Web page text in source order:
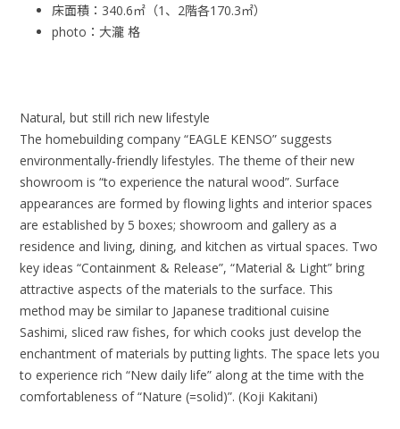
床面積：340.6㎡（1、2階各170.3㎡）
photo：大瀧 格
Natural, but still rich new lifestyle
The homebuilding company “EAGLE KENSO” suggests
environmentally-friendly lifestyles. The theme of their new
showroom is “to experience the natural wood”. Surface
appearances are formed by flowing lights and interior spaces
are established by 5 boxes; showroom and gallery as a
residence and living, dining, and kitchen as virtual spaces. Two
key ideas “Containment & Release”, “Material & Light” bring
attractive aspects of the materials to the surface. This
method may be similar to Japanese traditional cuisine
Sashimi, sliced raw fishes, for which cooks just develop the
enchantment of materials by putting lights. The space lets you
to experience rich “New daily life” along at the time with the
comfortableness of “Nature (=solid)”. (Koji Kakitani)